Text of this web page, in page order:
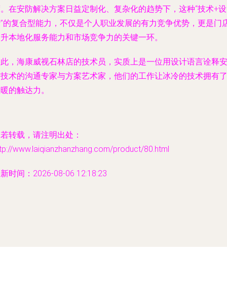
在安防解决方案日益定制化、复杂化的趋势下，这种“技术+设
的复合型能力，不仅是个人职业发展的有力竞争优势，更是门
本地化服务能力和市场竞争力的关键一环。
，海康威视石林店的技术员，实质上是一位用设计语言诠释安
术的沟通专家与方案艺术家，他们的工作让冰冷的技术拥有了
的触达力。
转载，请注明出处：
www.laiqianzhanzhang.com/product/80.html
时间：2026-08-06 12:18:23